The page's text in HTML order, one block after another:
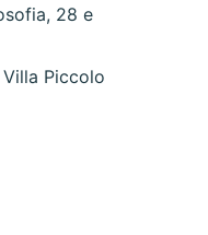
28 e
Piccolo